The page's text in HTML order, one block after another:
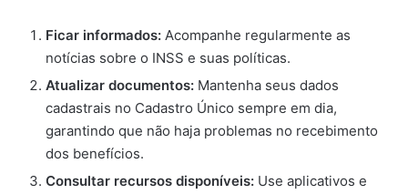
Ficar informados: Acompanhe regularmente as
notícias sobre o INSS e suas políticas.
Atualizar documentos: Mantenha seus dados
cadastrais no Cadastro Único sempre em dia,
garantindo que não haja problemas no recebimento
dos benefícios.
Consultar recursos disponíveis: Use aplicativos e